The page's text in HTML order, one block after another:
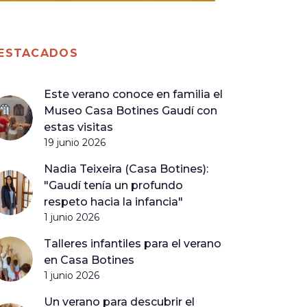
Este verano conoce en familia el
Museo Casa Botines Gaudí con
estas visitas
19 junio 2026
Nadia Teixeira (Casa Botines):
"Gaudí tenía un profundo
respeto hacia la infancia"
1 junio 2026
Talleres infantiles para el verano
en Casa Botines
1 junio 2026
Un verano para descubrir el